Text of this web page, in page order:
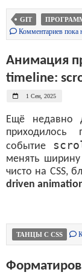
GIT
Комментариев пока
Анимация
timeline:
1 Сен, 2025
Ещё недавно
приходилось
событие
менять
чисто на CSS,
driven
ТАНЦЫ С CSS